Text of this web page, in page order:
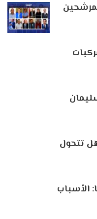
تتحول
الأسباب